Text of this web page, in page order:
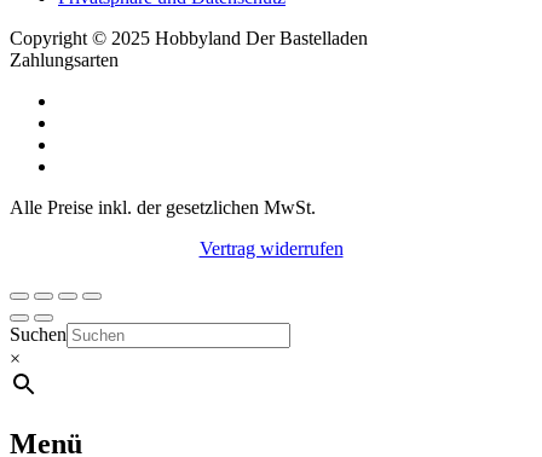
Copyright © 2025 Hobbyland Der Bastelladen
Zahlungsarten
Alle Preise inkl. der gesetzlichen MwSt.
Vertrag widerrufen
Suchen
×
Menü